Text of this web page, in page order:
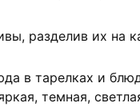
разделив их на
в тарелках и
темная,